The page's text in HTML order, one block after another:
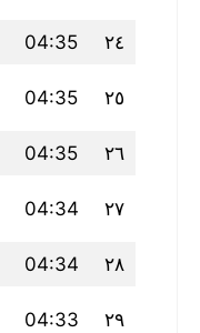
٢٤ 04:35
٢٥ 04:35
٢٦ 04:35
٢٧ 04:34
٢٨ 04:34
٢٩ 04:33